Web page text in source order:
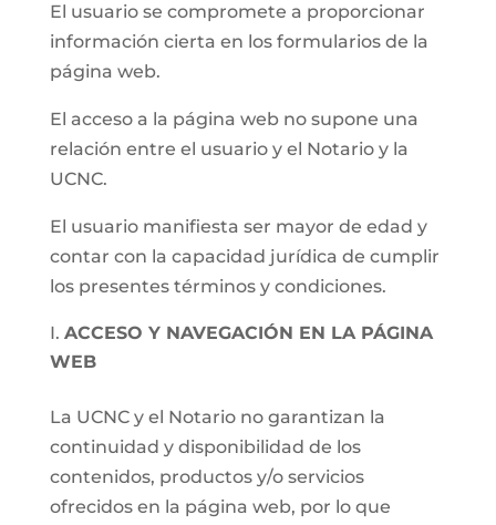
El usuario se compromete a proporcionar
información cierta en los formularios de la
página web.
El acceso a la página web no supone una
relación entre el usuario y el Notario y la
UCNC.
El usuario manifiesta ser mayor de edad y
contar con la capacidad jurídica de cumplir
los presentes términos y condiciones.
ACCESO Y NAVEGACIÓN EN LA PÁGINA
WEB
La UCNC y el Notario no garantizan la
continuidad y disponibilidad de los
contenidos, productos y/o servicios
ofrecidos en la página web, por lo que